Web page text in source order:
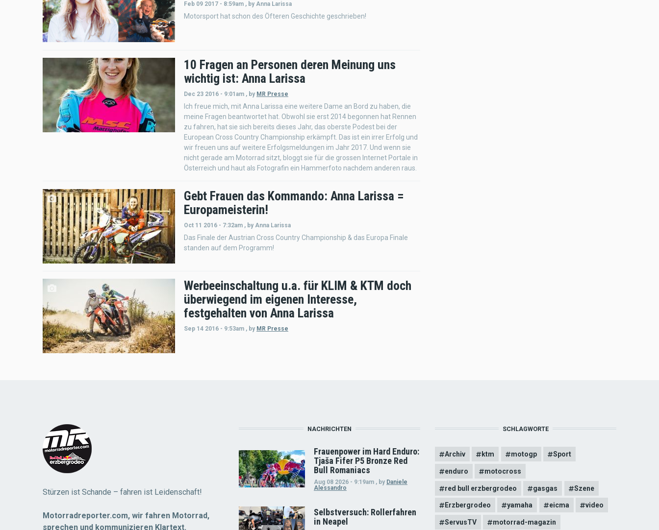
Feb 09 2017 - 8:59am , by Anna Larissa
Motorsport hat schon des Öfteren Geschichte geschrieben!
10 Fragen an Personen deren Meinung uns
wichtig ist: Anna Larissa
Dec 23 2016 - 9:01am , by MR Presse
Ich freue mich, mit Anna Larissa eine weitere Dame an Bord zu haben, die
meine Fragen beantwortet hat. Obwohl sie erst 2014 begonnen hat Rennen
zu fahren, hat sie sich bereits dieses Jahr, das oberste Podest bei der
European Cross Country Championship erkämpft. Das ist ein irrer Erfolg und
wir freuen uns auf weitere Erfolgsmeldungen im Jahr 2017. Und wenn sie
nicht gerade am Motorrad sitzt, bloggt sie für die grossen Internet Portale in
Österreich und haut als Fotografin ein Hammerfoto nachdem anderen raus.
Gebt Frauen das Kommando: Anna Larissa =
Europameisterin!
Oct 11 2016 - 7:32am , by Anna Larissa
Das Finale der Austrian Cross Country Championship & das Europa Finale
standen auf dem Programm!
Werbeeinschaltung u.a. für KLIM & KTM doch
überwiegend im eigenen Interesse,
festgehalten von Anna Larissa
Sep 14 2016 - 9:53am , by MR Presse
Stürzen ist Schande – fahren ist Leidenschaft!
Motorradreporter.com, wir fahren Motorrad,
sprechen und kommunizieren Klartext.
NACHRICHTEN
Frauenpower im Hard Enduro:
Tjaša Fifer P5 Bronze Red
Bull Romaniacs
Aug 08 2026 - 9:19am , by Daniele
Alessandro
Selbstversuch: Rollerfahren
in Neapel
SCHLAGWORTE
Archiv ktm motogp Sport
enduro motocross
red bull erzbergrodeo gasgas Szene
Erzbergrodeo yamaha eicma video
ServusTV motorrad-magazin